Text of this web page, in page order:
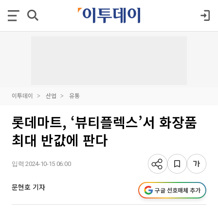
이투데이 산업 유통
롯데마트, ‘뷰티플렉스’서 화장품
최대 반값에 판다
입력 2024-10-15 06:00
문현호 기자 구글 선호매체 추가